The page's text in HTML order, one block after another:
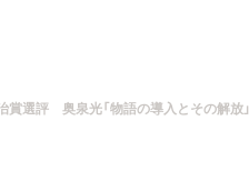
賞選評 奥泉光「物語の導入とその解放」